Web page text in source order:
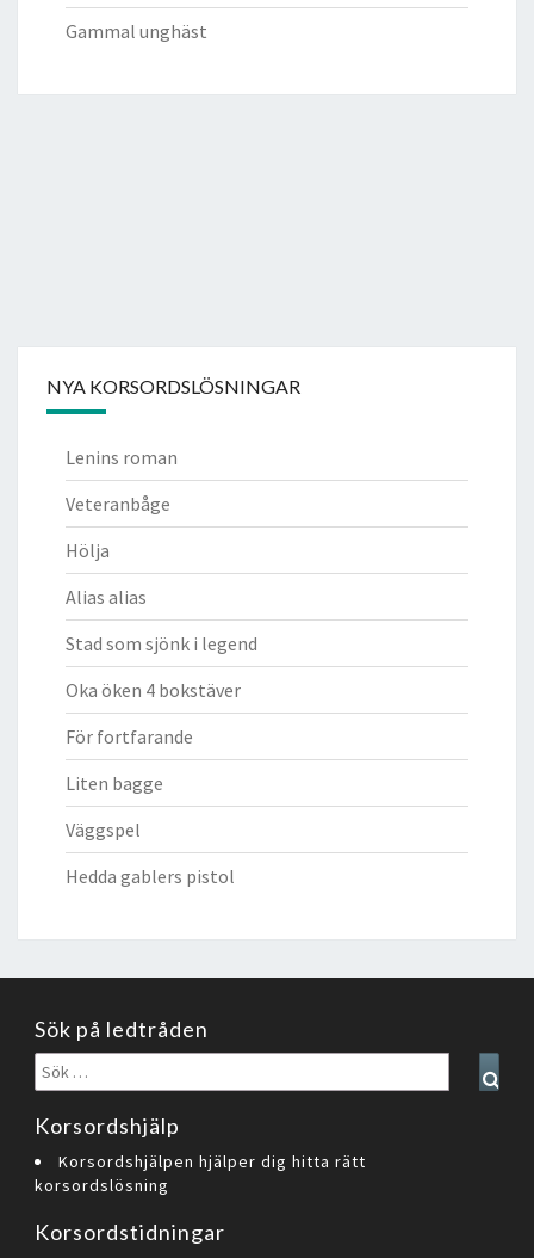
Gammal unghäst
NYA KORSORDSLÖSNINGAR
Lenins roman
Veteranbåge
Hölja
Alias alias
Stad som sjönk i legend
Oka öken 4 bokstäver
För fortfarande
Liten bagge
Väggspel
Hedda gablers pistol
Sök på ledtråden
Sök
efter:
Korsordshjälp
Korsordshjälpen hjälper dig hitta rätt
korsordslösning
Korsordstidningar